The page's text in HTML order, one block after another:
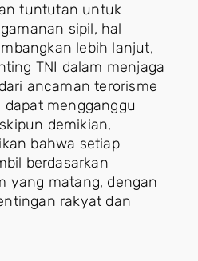
tuntutan untuk
sipil, hal
lebih lanjut,
TNI dalam menjaga
ancaman terorisme
mengganggu
demikian,
bahwa setiap
berdasarkan
yang matang, dengan
rakyat dan